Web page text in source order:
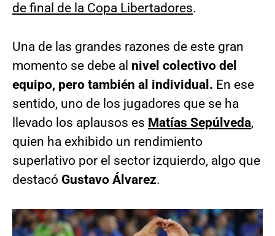
de final de la Copa Libertadores.
Una de las grandes razones de este gran
momento se debe al nivel colectivo del
equipo, pero también al individual. En ese
sentido, uno de los jugadores que se ha
llevado los aplausos es Matías Sepúlveda,
quien ha exhibido un rendimiento
superlativo por el sector izquierdo, algo que
destacó Gustavo Álvarez.